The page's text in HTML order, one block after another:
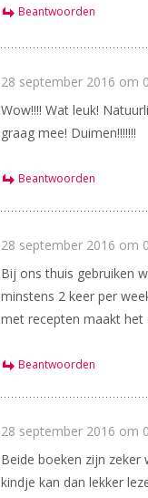
Beantwoorden
28 september 2016 om
Wow!!!! Wat leuk!
graag mee! Duimen!!!!!!!
Beantwoorden
28 september 2016 om
Bij ons thuis gebruiken
minstens 2 keer per
met recepten maakt het
Beantwoorden
28 september 2016 om
Beide boeken zijn zeker
kindje kan dan lekker